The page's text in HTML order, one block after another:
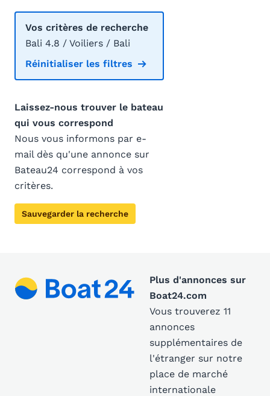
Vos critères de recherche
Bali 4.8 / Voiliers / Bali
Réinitialiser les filtres
Laissez-nous trouver le bateau
qui vous correspond
Nous vous informons par e-
mail dès qu'une annonce sur
Bateau24 correspond à vos
critères.
Sauvegarder la recherche
Plus d'annonces sur
Boat24.com
Vous trouverez 11
annonces
supplémentaires de
l'étranger sur notre
place de marché
internationale